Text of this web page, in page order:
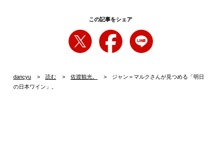
この記事をシェア
dancyu 読む 佐渡観光。
ジャン＝マルクさんが見つめる「明日
の日本ワイン」。